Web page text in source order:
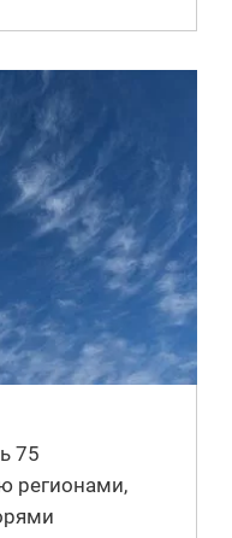
75
регионами,